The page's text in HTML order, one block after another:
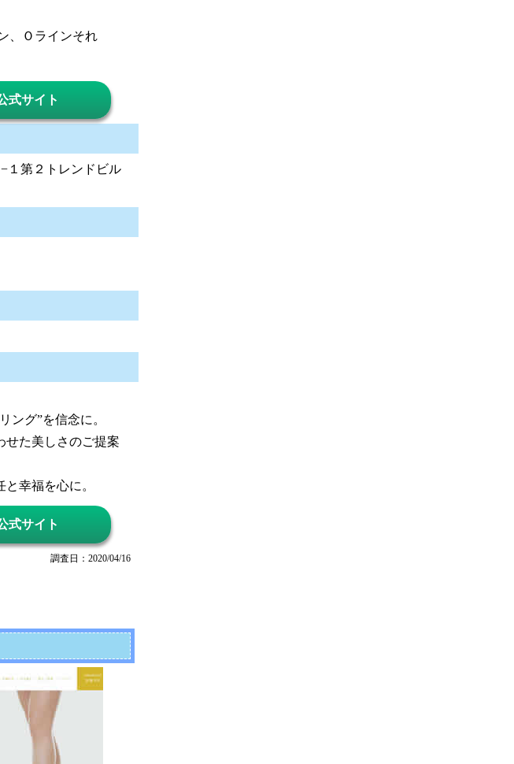
、Ｏラインそれ
式サイト
１第２トレンドビル
ング”を信念に。
せた美しさのご提案
幸福を心に。
式サイト
調査日：2020/04/16